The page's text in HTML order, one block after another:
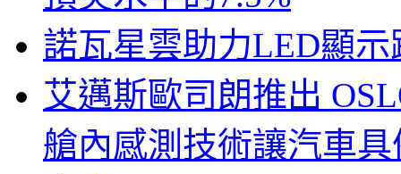
諾瓦星雲助力LED顯
艾邁斯歐司朗推出
艙內感測技術讓汽車